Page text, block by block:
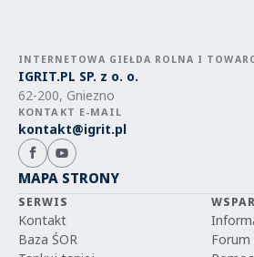
INTERNETOWA GIEŁDA ROLNA I
IGRIT.PL SP. z o. o.
62-200, Gniezno
KONTAKT E-MAIL
kontakt@igrit.pl
MAPA STRONY
SERWIS
Kontakt
Baza ŚOR
Forum